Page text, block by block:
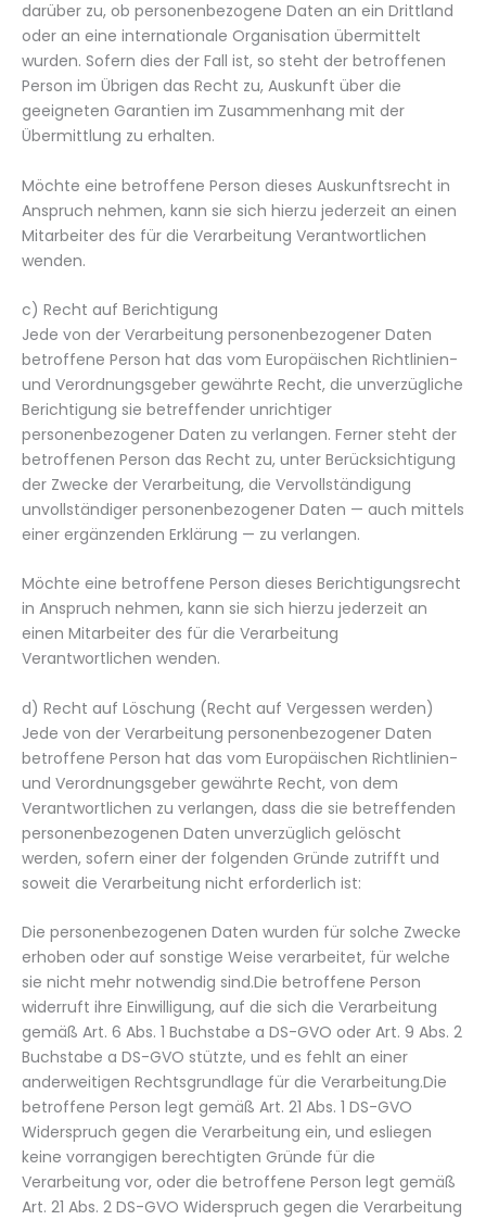
darüber zu, ob personenbezogene Daten an ein Drittland
oder an eine internationale Organisation übermittelt
wurden. Sofern dies der Fall ist, so steht der betroffenen
Person im Übrigen das Recht zu, Auskunft über die
geeigneten Garantien im Zusammenhang mit der
Übermittlung zu erhalten.
Möchte eine betroffene Person dieses Auskunftsrecht in
Anspruch nehmen, kann sie sich hierzu jederzeit an einen
Mitarbeiter des für die Verarbeitung Verantwortlichen
wenden.
c) Recht auf Berichtigung
Jede von der Verarbeitung personenbezogener Daten
betroffene Person hat das vom Europäischen Richtlinien-
und Verordnungsgeber gewährte Recht, die unverzügliche
Berichtigung sie betreffender unrichtiger
personenbezogener Daten zu verlangen. Ferner steht der
betroffenen Person das Recht zu, unter Berücksichtigung
der Zwecke der Verarbeitung, die Vervollständigung
unvollständiger personenbezogener Daten — auch mittels
einer ergänzenden Erklärung — zu verlangen.
Möchte eine betroffene Person dieses Berichtigungsrecht
in Anspruch nehmen, kann sie sich hierzu jederzeit an
einen Mitarbeiter des für die Verarbeitung
Verantwortlichen wenden.
d) Recht auf Löschung (Recht auf Vergessen werden)
Jede von der Verarbeitung personenbezogener Daten
betroffene Person hat das vom Europäischen Richtlinien-
und Verordnungsgeber gewährte Recht, von dem
Verantwortlichen zu verlangen, dass die sie betreffenden
personenbezogenen Daten unverzüglich gelöscht
werden, sofern einer der folgenden Gründe zutrifft und
soweit die Verarbeitung nicht erforderlich ist:
Die personenbezogenen Daten wurden für solche Zwecke
erhoben oder auf sonstige Weise verarbeitet, für welche
sie nicht mehr notwendig sind.Die betroffene Person
widerruft ihre Einwilligung, auf die sich die Verarbeitung
gemäß Art. 6 Abs. 1 Buchstabe a DS-GVO oder Art. 9 Abs. 2
Buchstabe a DS-GVO stützte, und es fehlt an einer
anderweitigen Rechtsgrundlage für die Verarbeitung.Die
betroffene Person legt gemäß Art. 21 Abs. 1 DS-GVO
Widerspruch gegen die Verarbeitung ein, und esliegen
keine vorrangigen berechtigten Gründe für die
Verarbeitung vor, oder die betroffene Person legt gemäß
Art. 21 Abs. 2 DS-GVO Widerspruch gegen die Verarbeitung